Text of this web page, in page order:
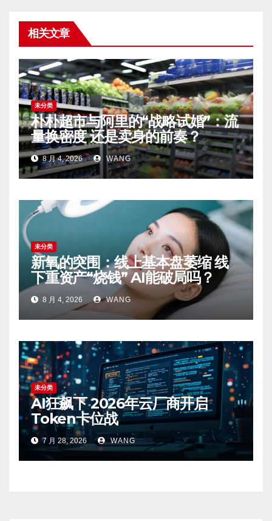
相关文章
未分类
朴朴超市与阿里的“战略试婚”：流
量换密度 还是卖身的前奏？
8 月 4, 2026 WANG
未分类
新氧的突围：线上基本盘萎缩 线
下重资产“烧钱” AI能破局吗？
8 月 4, 2026 WANG
未分类
AI狂飙下 2026年云厂商开启
Token卡位战
7 月 28, 2026 WANG